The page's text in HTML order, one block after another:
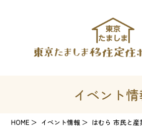
イベント
HOME イベント情報 はむら 市民と産